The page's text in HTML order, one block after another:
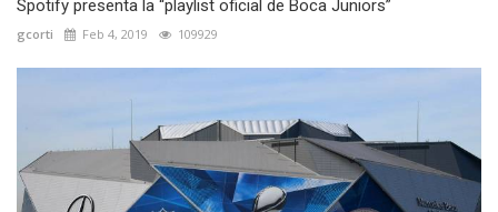
Spotify presenta la “playlist oficial de Boca Juniors”
gcorti Feb 4, 2019 109929